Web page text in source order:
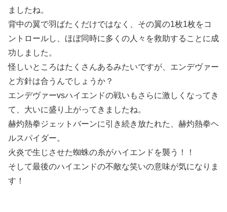
ましたね。
背中の翼で羽ばたくだけではなく、その翼の1枚1枚をコ
ントロールし、ほぼ同時に多くの人々を救助することに成
功しました。
怪しいところはたくさんあるみたいですが、エンデヴァー
と方針は合うんでしょうか？
エンデヴァーvsハイエンドの戦いもさらに激しくなってき
て、大いに盛り上がってきましたね。
赫灼熱拳ジェットバーンに引き続き放たれた、赫灼熱拳ヘ
ルスパイダー。
火炎で生じさせた蜘蛛の糸がハイエンドを襲う！！
そして最後のハイエンドの不敵な笑いの意味が気になりま
す！